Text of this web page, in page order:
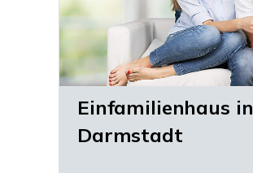
Einfamilienhaus in
Darmstadt